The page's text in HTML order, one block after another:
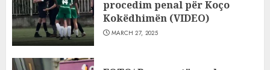
procedim penal për Koço
Kokëdhimën (VIDEO)
MARCH 27, 2025